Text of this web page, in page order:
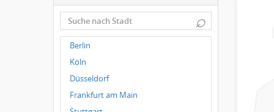
⌕
Berlin
Köln
Düsseldorf
Frankfurt am Main